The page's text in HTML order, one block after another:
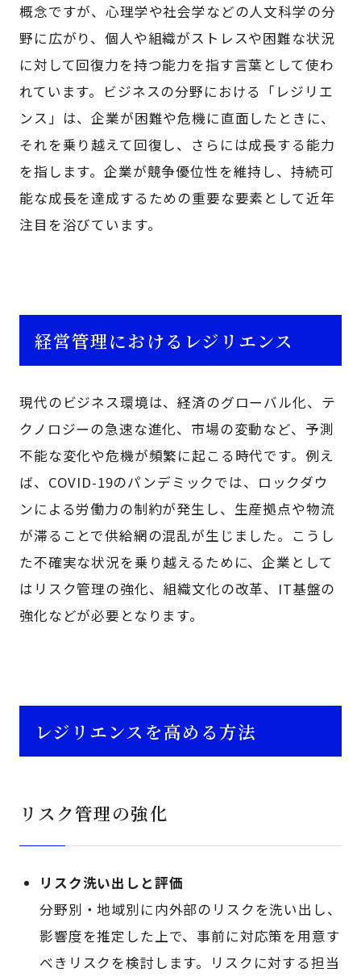
概念ですが、心理学や社会学などの人文科学の分
野に広がり、個人や組織がストレスや困難な状況
に対して回復力を持つ能力を指す言葉として使わ
れています。ビジネスの分野における「レジリエ
ンス」は、企業が困難や危機に直面したときに、
それを乗り越えて回復し、さらには成長する能力
を指します。企業が競争優位性を維持し、持続可
能な成長を達成するための重要な要素として近年
注目を浴びています。
経営管理におけるレジリエンス
現代のビジネス環境は、経済のグローバル化、テ
クノロジーの急速な進化、市場の変動など、予測
不能な変化や危機が頻繁に起こる時代です。例え
ば、COVID-19のパンデミックでは、ロックダウ
ンによる労働力の制約が発生し、生産拠点や物流
が滞ることで供給網の混乱が生じました。こうし
た不確実な状況を乗り越えるために、企業として
はリスク管理の強化、組織文化の改革、IT基盤の
強化などが必要となります。
レジリエンスを高める方法
リスク管理の強化
リスク洗い出しと評価
分野別・地域別に内外部のリスクを洗い出し、
影響度を推定した上で、事前に対応策を用意す
べきリスクを検討します。リスクに対する担当